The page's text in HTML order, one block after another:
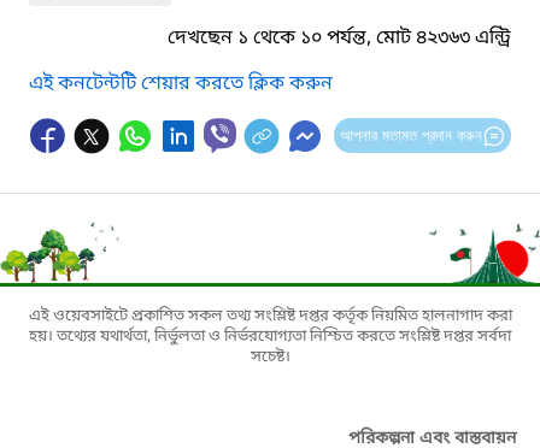
দেখছেন ১ থেকে ১০ পর্যন্ত, মোট ৪২৩৬৩ এন্ট্রি
এই কনটেন্টটি শেয়ার করতে ক্লিক করুন
আপনার মতামত প্রদান করুন
এই ওয়েবসাইটে প্রকাশিত সকল তথ্য সংশ্লিষ্ট দপ্তর কর্তৃক নিয়মিত হালনাগাদ করা
হয়। তথ্যের যথার্থতা, নির্ভুলতা ও নির্ভরযোগ্যতা নিশ্চিত করতে সংশ্লিষ্ট দপ্তর সর্বদা
সচেষ্ট।
পরিকল্পনা এবং বাস্তবায়ন